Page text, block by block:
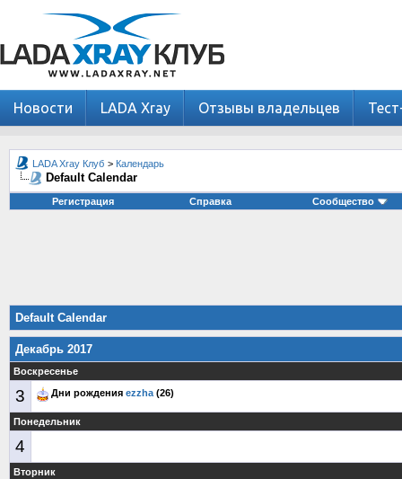
Новости LADA Xray Отзывы владельцев
LADA Xray Клуб > Календарь
Default Calendar
Регистрация Справка Сообщество
Default Calendar
Декабрь 2017
Воскресенье
3 Дни рождения ezzha(26)
Понедельник
4
Вторник